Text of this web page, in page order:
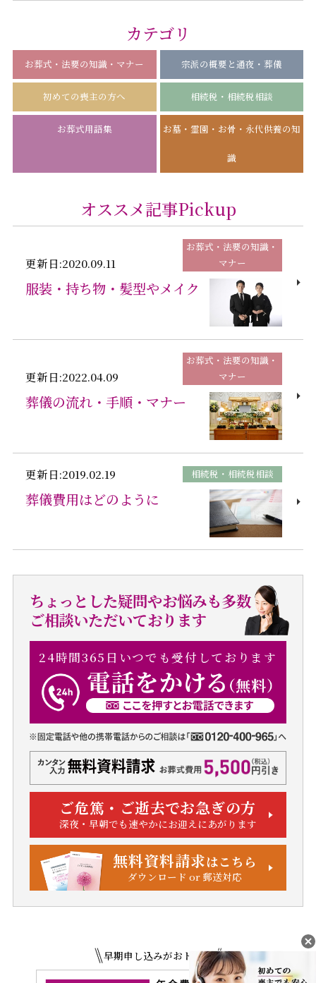
カテゴリ
お葬式・法要の知識・マナー 宗派の概要と通夜・葬儀
初めての喪主の方へ 相続税・相続税相談
お葬式用語集 お墓・霊園・お骨・永代供養の知
識
オススメ記事Pickup
更新日:2020.09.11
お葬式・法要の知識・
マナー
服装・持ち物・髪型やメイク
更新日:2022.04.09
お葬式・法要の知識・
マナー
葬儀の流れ・手順・マナー
更新日:2019.02.19 相続税・相続税相談
葬儀費用はどのように
ちょっとした疑問やお悩みも多数
ご相談いただいております
24時間365日いつでも受付しております
ご危篤・ご逝去でお急ぎの方
深夜・早朝でも速やかにお迎えにあがります
無料資料請求はこちら
ダウンロード or 郵送対応
早期申し込みがおトク！